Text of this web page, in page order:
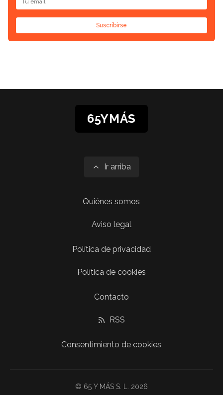
Suscribirse
65YMÁS
Ir arriba
Quiénes somos
Aviso legal
Política de privacidad
Política de cookies
Contacto
RSS
Consentimiento de cookies
© 65 Y MÁS S. L. 2026